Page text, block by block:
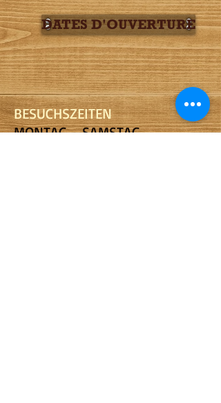
DATES D'OUVERTURE
BESUCHSZEITEN
MONTAG - SAMSTAG